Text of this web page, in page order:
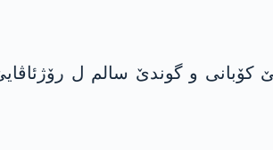
و گوندێ سالم ل